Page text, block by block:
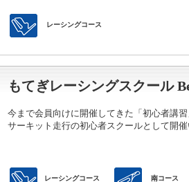
レーシングコース
もてぎレーシングスクール
今まで会員向けに開催してきた「初心者講
サーキット走行の初心者スクールとして開
レーシングコース 南コース